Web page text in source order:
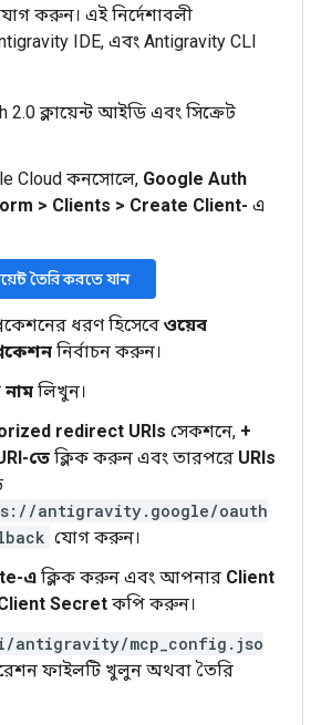
করুন। এই নির্দেশাবলী
IDE, এবং Antigravity CLI
2.0 ক্লায়েন্ট আইডি এবং সিক্রেট
Cloud কনসোলে, Google Auth
> Clients > Create Client- এ
তৈরি করতে যান
ধরণ হিসেবে ওয়েব
নির্বাচন করুন।
নাম লিখুন।
redirect URIs সেকশনে, +
তে ক্লিক করুন এবং তারপরে URIs
antigravity.google/oauth
যোগ করুন।
এ ক্লিক করুন এবং আপনার Client
Secret কপি করুন।
antigravity/mcp_config.jso
ফাইলটি খুলুন অথবা তৈরি